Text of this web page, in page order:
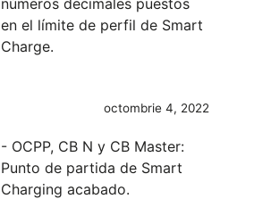
números decimales puestos
en el límite de perfil de Smart
Charge.
octombrie 4, 2022
- OCPP, CB N y CB Master:
Punto de partida de Smart
Charging acabado.